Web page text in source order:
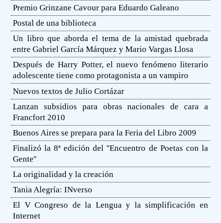
Premio Grinzane Cavour para Eduardo Galeano
Postal de una biblioteca
Un libro que aborda el tema de la amistad quebrada
entre Gabriel García Márquez y Mario Vargas Llosa
Después de Harry Potter, el nuevo fenómeno literario
adolescente tiene como protagonista a un vampiro
Nuevos textos de Julio Cortázar
Lanzan subsidios para obras nacionales de cara a
Francfort 2010
Buenos Aires se prepara para la Feria del Libro 2009
Finalizó la 8ª edición del ''Encuentro de Poetas con la
Gente''
La originalidad y la creación
Tania Alegría: INverso
El V Congreso de la Lengua y la simplificación en
Internet